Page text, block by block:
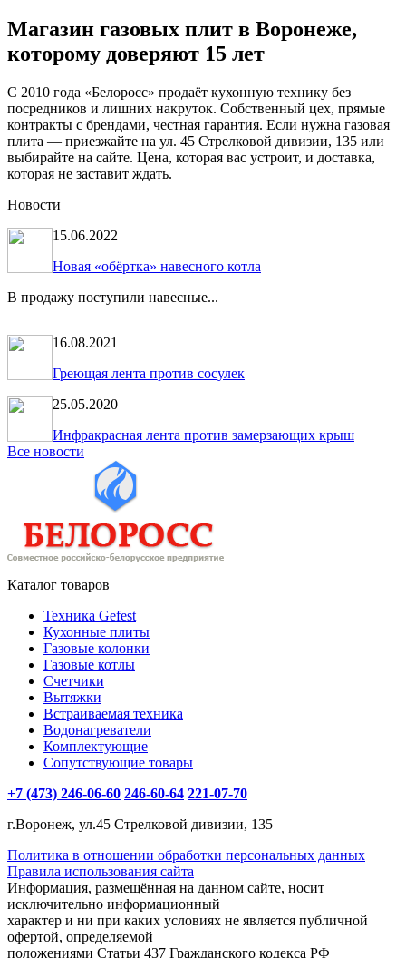
Магазин газовых плит в Воронеже,
которому доверяют 15 лет
С 2010 года «Белоросс» продаёт кухонную технику без
посредников и лишних накруток. Собственный цех, прямые
контракты с брендами, честная гарантия. Если нужна газовая
плита — приезжайте на ул. 45 Стрелковой дивизии, 135 или
выбирайте на сайте. Цена, которая вас устроит, и доставка,
которая не заставит ждать.
Новости
15.06.2022
Новая «обёртка» навесного котла
В продажу поступили навесные...
16.08.2021
Греющая лента против сосулек
25.05.2020
Инфракрасная лента против замерзающих крыш
Все новости
Каталог товаров
Техника Gefest
Кухонные плиты
Газовые колонки
Газовые котлы
Счетчики
Вытяжки
Встраиваемая техника
Водонагреватели
Комплектующие
Сопутствующие товары
+7 (473) 246-06-60 246-60-64 221-07-70
г.Воронеж, ул.45 Стрелковой дивизии, 135
Политика в отношении обработки персональных данных
Правила использования сайта
Информация, размещённая на данном сайте, носит
исключительно информационный
характер и ни при каких условиях не является публичной
офертой, определяемой
положениями Статьи 437 Гражданского кодекса РФ